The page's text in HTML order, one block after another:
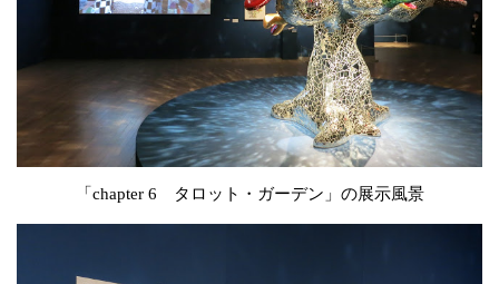
「chapter 6 タロット・ガーデン」の展示風景